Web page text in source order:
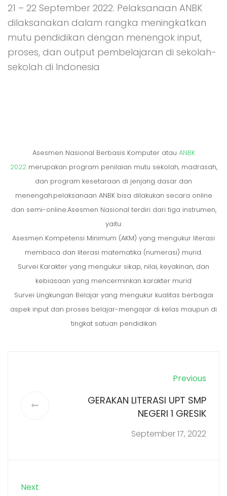
21 – 22 September 2022. Pelaksanaan ANBK
dilaksanakan dalam rangka meningkatkan
mutu pendidikan dengan menengok input,
proses, dan output pembelajaran di sekolah-
sekolah di Indonesia
Asesmen Nasional Berbasis Komputer atau ANBK
2022merupakan program penilaian mutu sekolah, madrasah,
dan program kesetaraan di jenjang dasar dan
menengah.pelaksanaan ANBK bisa dilakukan secara online
dan semi-online.Asesmen Nasional terdiri dari tiga instrumen,
yaitu:
Asesmen Kompetensi Minimum (AKM) yang mengukur literasi
membaca dan literasi matematika (numerasi) murid.
Survei Karakter yang mengukur sikap, nilai, keyakinan, dan
kebiasaan yang mencerminkan karakter murid
Survei Lingkungan Belajar yang mengukur kualitas berbagai
aspek input dan proses belajar-mengajar di kelas maupun di
tingkat satuan pendidikan
Previous
GERAKAN LITERASI UPT SMP
NEGERI 1 GRESIK
September 17, 2022
Next